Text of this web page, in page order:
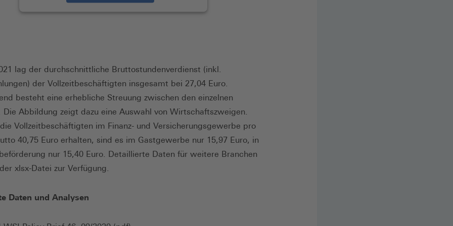
lag der durchschnittliche Bruttostundenverdienst (inkl.
der Vollzeitbeschäftigten insgesamt bei 27,04 Euro.
besteht eine erhebliche Streuung zwischen den einzelnen
Die Abbildung zeigt dazu eine Auswahl von Wirtschaftszweigen.
Vollzeitbeschäftigten im Finanz- und Versicherungsgewerbe pro
40,75 Euro erhalten, sind es im Gastgewerbe nur 15,97 Euro, in
nur 15,40 Euro. Detaillierte Daten für weitere Branchen
xlsx-Datei zur Verfügung.
Daten und Analysen